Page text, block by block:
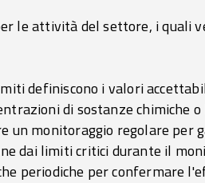
le attività del settore, i quali
definiscono i valori
di sostanze chimiche
un monitoraggio regolare per
dai limiti critici durante il
periodiche per confermare